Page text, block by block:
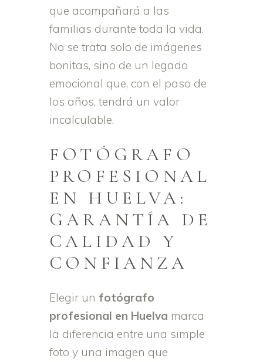
que acompañará a las
familias durante toda la vida.
No se trata solo de imágenes
bonitas, sino de un legado
emocional que, con el paso de
los años, tendrá un valor
incalculable.
FOTÓGRAFO
PROFESIONAL
EN HUELVA:
GARANTÍA DE
CALIDAD Y
CONFIANZA
Elegir un fotógrafo
profesional en Huelva marca
la diferencia entre una simple
foto y una imagen que